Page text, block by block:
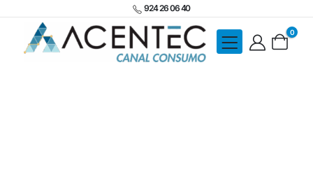
924 26 06 40
0